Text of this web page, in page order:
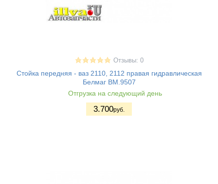
Отзывы: 0
Стойка передняя - ваз 2110, 2112 правая гидравлическая
Белмаг BM.9507
Отгрузка на следующий день
3.700руб.